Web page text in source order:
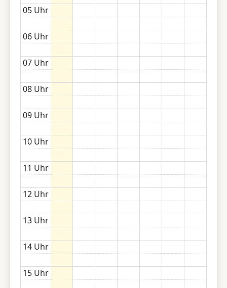
05 Uhr
06 Uhr
07 Uhr
08 Uhr
09 Uhr
10 Uhr
11 Uhr
12 Uhr
13 Uhr
14 Uhr
15 Uhr